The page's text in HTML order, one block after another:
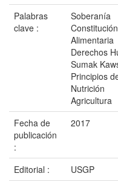
Palabras
clave :
Soberanía
Constitución
Alimentaria
Derechos
Sumak
Principios
Nutrición
Agricultura
Fecha de
publicación
:
2017
Editorial :
USGP